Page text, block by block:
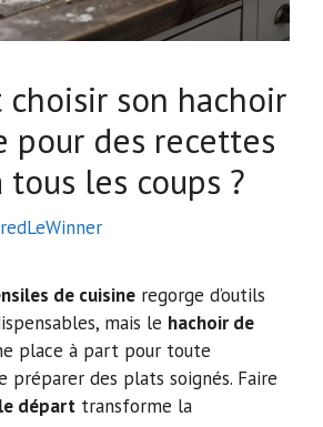
choisir son hachoir
pour des recettes
tous les coups ?
de cuisine regorge d’outils
mais le hachoir de
place à part pour toute
préparer des plats soignés. Faire
départ transforme la